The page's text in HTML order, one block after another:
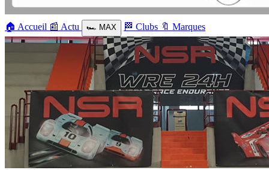
🏠 Accueil 📰 Actu 🏎️ MAX 🏁 Clubs 🔖 Marques